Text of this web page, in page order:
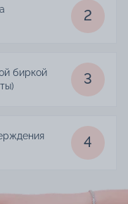
2
биркой
3
4